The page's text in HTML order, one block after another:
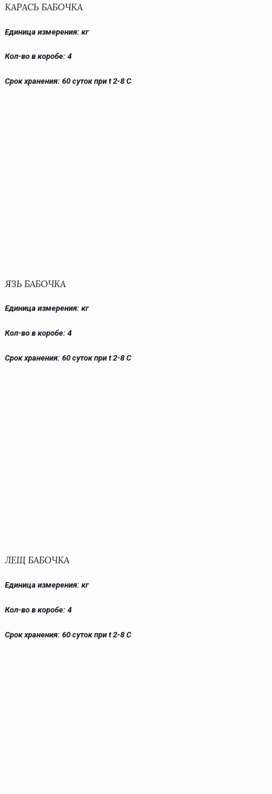
КАРАСЬ БАБОЧКА
Единица измерения: кг
Кол-во в коробе: 4
Срок хранения: 60 суток при t 2-8 С
ЯЗЬ БАБОЧКА
Единица измерения: кг
Кол-во в коробе: 4
Срок хранения: 60 суток при t 2-8 С
ЛЕЩ БАБОЧКА
Единица измерения: кг
Кол-во в коробе: 4
Срок хранения: 60 суток при t 2-8 С